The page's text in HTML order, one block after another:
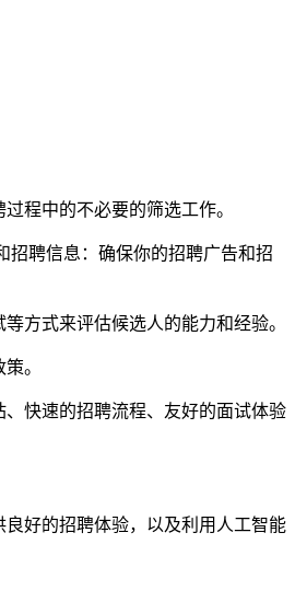
程中的不必要的筛选工作。
招聘信息：确保你的招聘广告和招
方式来评估候选人的能力和经验。
。
快速的招聘流程、友好的面试体验
好的招聘体验，以及利用人工智能